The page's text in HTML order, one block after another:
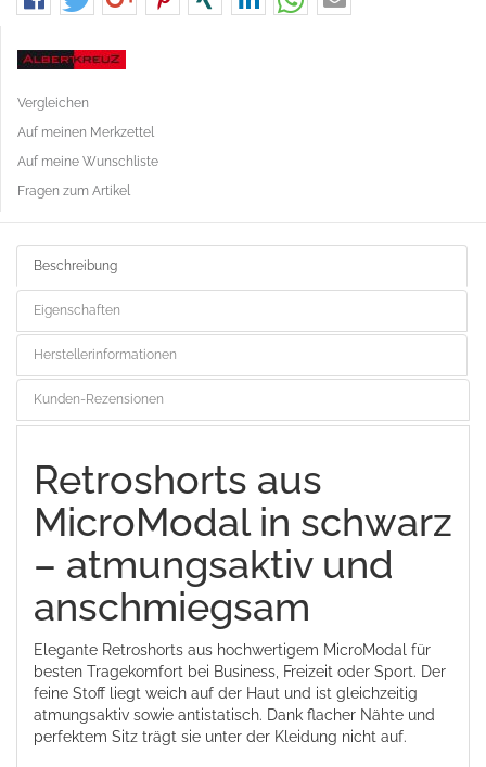
Vergleichen
Auf meinen Merkzettel
Auf meine Wunschliste
Fragen zum Artikel
Beschreibung
Eigenschaften
Herstellerinformationen
Kunden-Rezensionen
Retroshorts aus
MicroModal in schwarz
– atmungsaktiv und
anschmiegsam
Elegante Retroshorts aus hochwertigem MicroModal für
besten Tragekomfort bei Business, Freizeit oder Sport. Der
feine Stoff liegt weich auf der Haut und ist gleichzeitig
atmungsaktiv sowie antistatisch. Dank flacher Nähte und
perfektem Sitz trägt sie unter der Kleidung nicht auf.